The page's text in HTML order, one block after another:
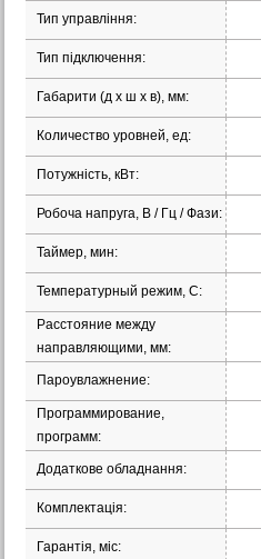
Тип управління:
Тип підключення:
Габарити (д х ш х в), мм:
Количество уровней, ед:
Потужність, кВт:
Робоча напруга, В / Гц / Фази:
Таймер, мин:
Температурный режим, С:
Расстояние между
направляющими, мм:
Пароувлажнение:
Программирование,
программ:
Додаткове обладнання:
Комплектація:
Гарантія, міс: